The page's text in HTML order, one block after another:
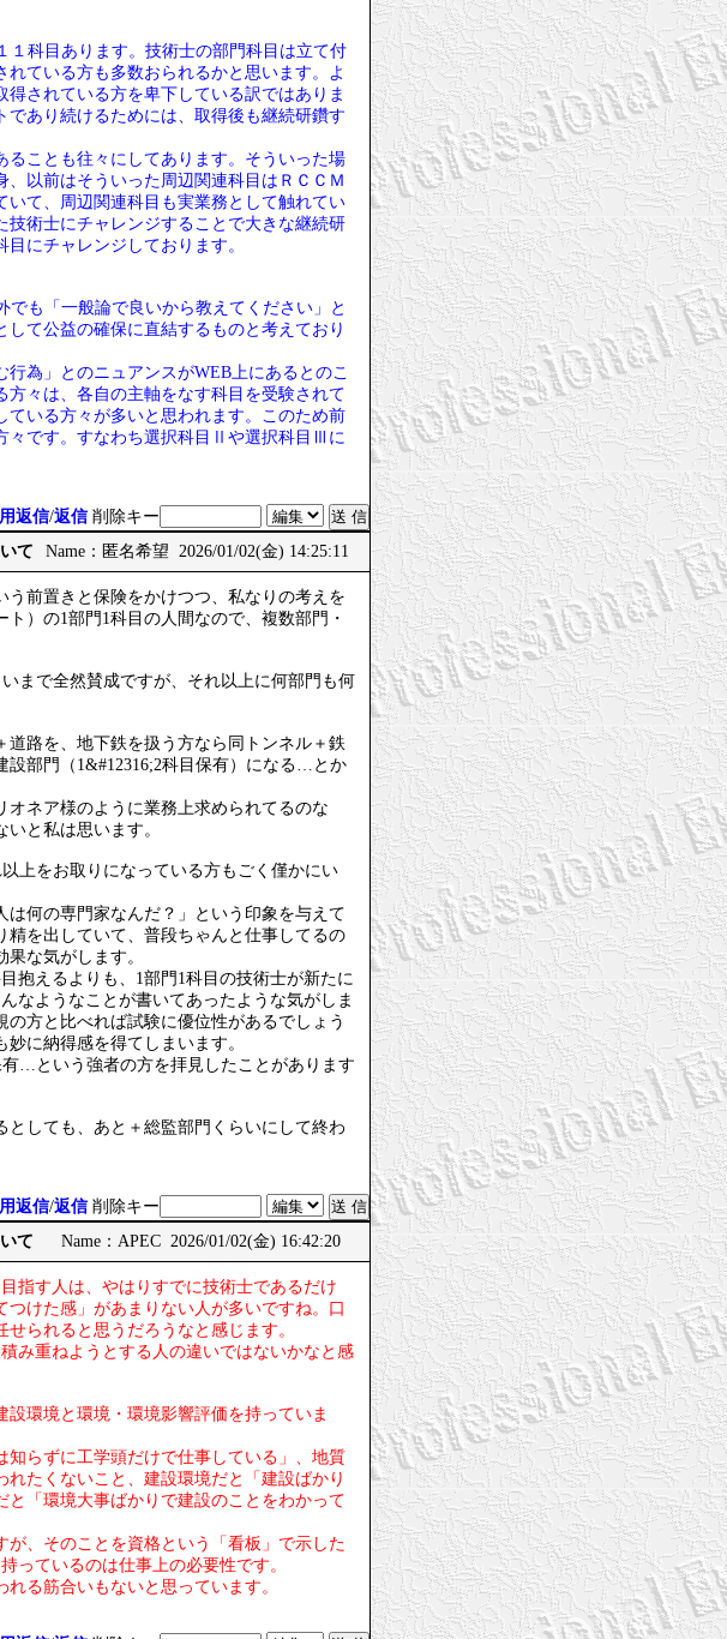
科目あります。技術士の部門科目は立て付
ている方も多数おられるかと思います。よ
されている方を卑下している訳ではありま
あり続けるためには、取得後も継続研鑽す
ことも往々にしてあります。そういった場
以前はそういった周辺関連科目はＲＣＣＭ
て、周辺関連科目も実業務として触れてい
術士にチャレンジすることで大きな継続研
にチャレンジしております。
も「一般論で良いから教えてください」と
て公益の確保に直結するものと考えており
為」とのニュアンスがWEB上にあるとのこ
々は、各自の主軸をなす科目を受験されて
いる方々が多いと思われます。このため前
々です。すなわち選択科目Ⅱや選択科目Ⅲに
返信/返信 削除キー
て Name：匿名希望 2026/01/02(金) 14:25:11
う前置きと保険をかけつつ、私なりの考えを
）の1部門1科目の人間なので、複数部門・
まで全然賛成ですが、それ以上に何部門も何
路を、地下鉄を扱う方なら同トンネル＋鉄
設部門（1&#12316;2科目保有）になる…とか
ネア様のように業務上求められてるのな
と私は思います。
上をお取りになっている方もごく僅かにい
何の専門家なんだ？」という印象を与えて
精を出していて、普段ちゃんと仕事してるの
な気がします。
抱えるよりも、1部門1科目の技術士が新たに
なようなことが書いてあったような気がしま
方と比べれば試験に優位性があるでしょう
に納得感を得てしまいます。
…という強者の方を拝見したことがあります
しても、あと＋総監部門くらいにして終わ
返信/返信 削除キー
て Name：APEC 2026/01/02(金) 16:42:20
指す人は、やはりすでに技術士であるだけ
けた感」があまりない人が多いですね。口
られると思うだろうなと感じます。
み重ねようとする人の違いではないかなと感
環境と環境・環境影響評価を持っていま
らずに工学頭だけで仕事している」、地質
たくないこと、建設環境だと「建設ばかり
「環境大事ばかりで建設のことをわかって
が、そのことを資格という「看板」で示した
っているのは仕事上の必要性です。
る筋合いもないと思っています。